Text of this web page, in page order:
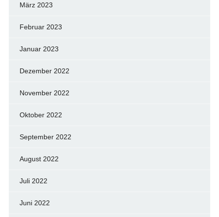
März 2023
Februar 2023
Januar 2023
Dezember 2022
November 2022
Oktober 2022
September 2022
August 2022
Juli 2022
Juni 2022